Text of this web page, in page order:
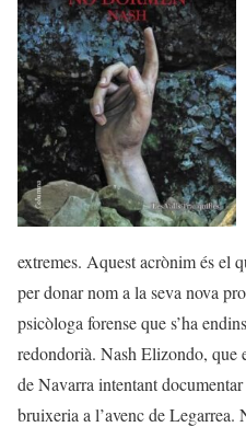
extremes. Aquest acrònim és el
per donar nom a la seva nova
psicòloga forense que s’ha
redondorià. Nash Elizondo, que
de Navarra intentant
bruixeria a l’avenc de Legarrea.